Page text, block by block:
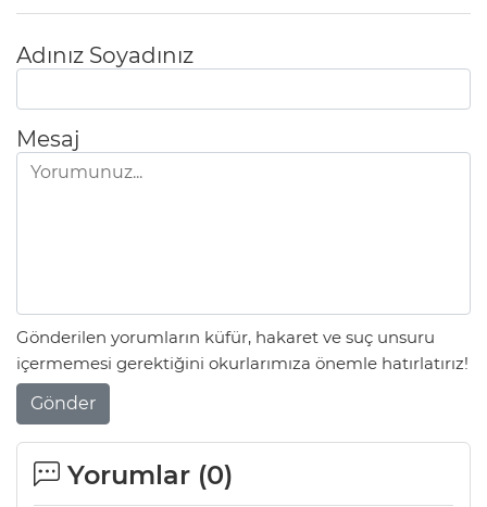
Adınız Soyadınız
Mesaj
Gönderilen yorumların küfür, hakaret ve suç unsuru
içermemesi gerektiğini okurlarımıza önemle hatırlatırız!
Gönder
Yorumlar (0)